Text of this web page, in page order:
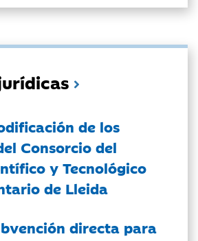
de los
Consorcio del
y Tecnológico
de Lleida
directa para